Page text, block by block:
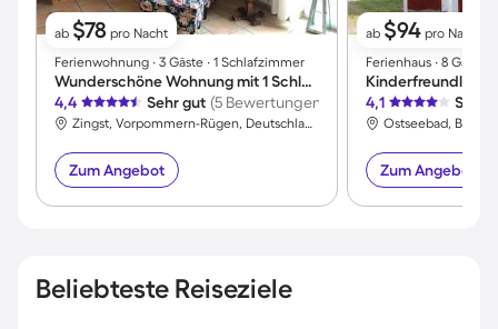
ab $78 pro Nacht
Ferienwohnung ∙ 3 Gäste ∙ 1 Schlafzimmer
Wunderschöne Wohnung mit 1 Schlafzimmer für 3 Personen
4,4
Sehr gut (5 Bewertungen)
Zingst, Vorpommern-Rügen, Deutschland
Zum Angebot
ab $94 pro Nacht
Ferienhaus ∙ 8 Gäste
4,1 Sehr
Ostseebad,
Zum Angebot
Beliebteste Reiseziele